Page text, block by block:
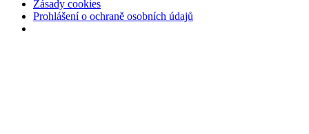
Zásady cookies
Prohlášení o ochraně osobních údajů